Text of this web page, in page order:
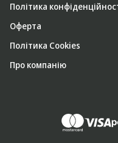
Політика
Оферта
Політика Cookies
Про компанію